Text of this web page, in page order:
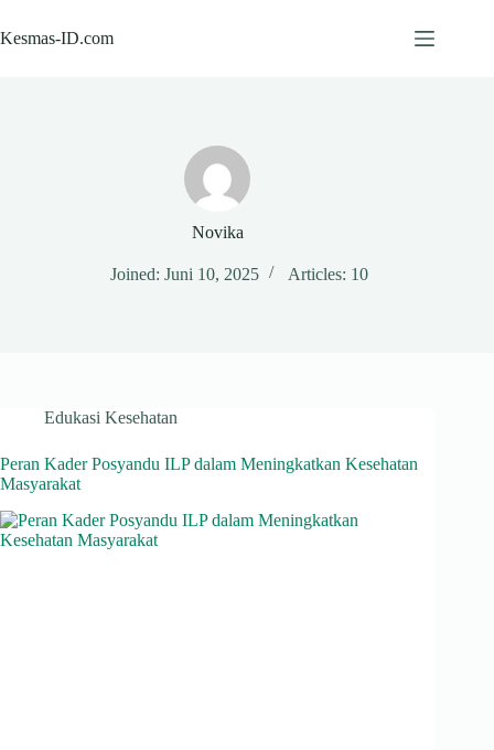
to
content
Kesmas-ID.com
Novika
Joined: Juni 10, 2025 Articles: 10
Edukasi Kesehatan
Peran Kader Posyandu ILP dalam Meningkatkan Kesehatan
Masyarakat